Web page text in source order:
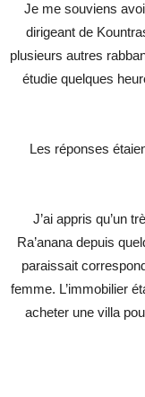
Je me souviens
dirigeant de
plusieurs autres
étudie quelques
Les réponses
J’ai appris qu’un
Ra’anana depuis
paraissait
femme. L’immobilier
acheter une villa